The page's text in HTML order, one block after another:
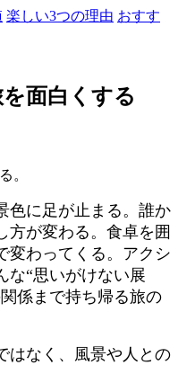
楽しい3つの理由 おすす
面白くする
。
色に足が止まる。誰か
方が変わる。食卓を囲
変わってくる。アクシ
な“思いがけない展
係まで持ち帰る旅の
はなく、風景や人との